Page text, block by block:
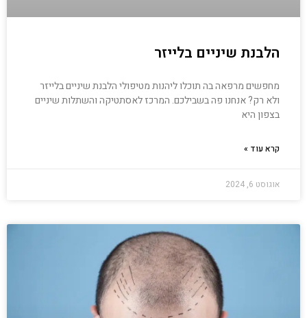
הלבנת שיניים בלייזר
מחפשים מרפאה בה תוכלו ליהנות מטיפולי הלבנת שיניים בלייזר
ולא רק? אנחנו פה בשבילכם. המרכז לאסתטיקה והשתלות שיניים
בצפון היא
קרא עוד »
אוגוסט 6, 2024